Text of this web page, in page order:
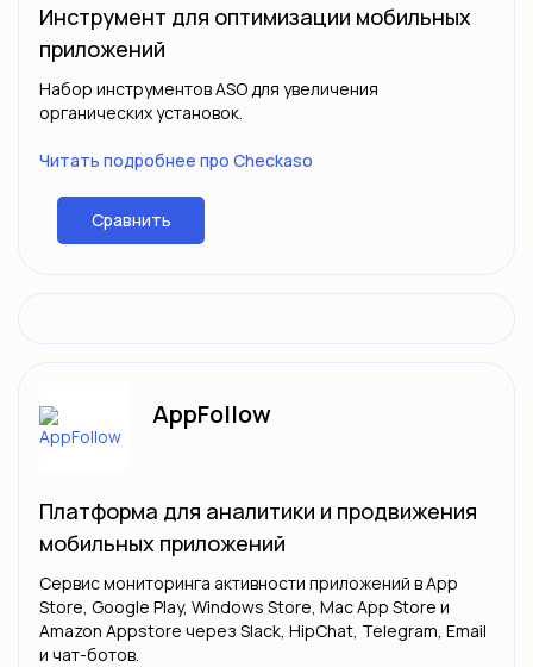
Инструмент для оптимизации мобильных
приложений
Набор инструментов ASO для увеличения
органических установок.
Читать подробнее про Checkaso
Сравнить
AppFollow
Платформа для аналитики и продвижения
мобильных приложений
Сервис мониторинга активности приложений в App
Store, Google Play, Windows Store, Mac App Store и
Amazon Appstore через Slack, HipChat, Telegram, Email
и чат-ботов.